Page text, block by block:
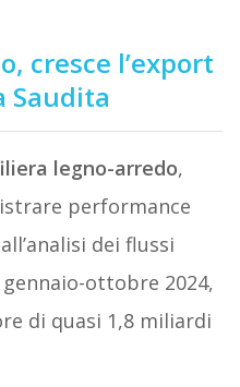
cresce l’export
Saudita
legno-arredo,
performance
dei flussi
ottobre 2024,
di quasi 1,8 miliardi